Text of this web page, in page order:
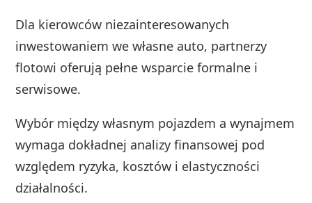
Dla kierowców niezainteresowanych
inwestowaniem we własne auto, partnerzy
flotowi oferują pełne wsparcie formalne i
serwisowe.
Wybór między własnym pojazdem a wynajmem
wymaga dokładnej analizy finansowej pod
względem ryzyka, kosztów i elastyczności
działalności.